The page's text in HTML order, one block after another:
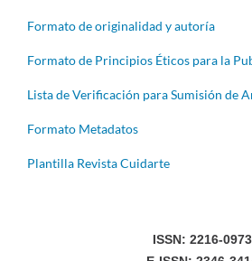
Formato de originalidad y autoría
Formato de Principios Éticos para la
Lista de Verificación para Sumisión de
Formato Metadatos
Plantilla Revista Cuidarte
ISSN: 2216-0973